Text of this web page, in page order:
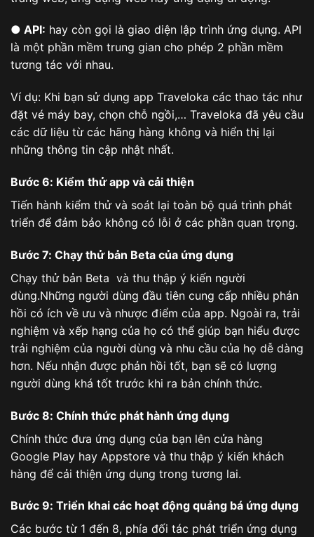
● API: hay còn gọi là giao diện lập trình ứng dụng. API
là một phần mềm trung gian cho phép 2 phần mềm
tương tác với nhau.
Ví dụ: Khi bạn sử dụng app Traveloka các thao tác như
đặt vé máy bay, chọn chỗ ngồi,… Traveloka đã yêu cầu
các dữ liệu từ các hãng hàng không và hiển thị lại
những thông tin cập nhật nhất.
Bước 6: Kiểm thử app và cải thiện
Tiến hành kiểm thử và soát lại toàn bộ quá trình phát
triển để đảm bảo không có lỗi ở các phần quan trọng.
Bước 7: Chạy thử bản Beta của ứng dụng
Chạy thử bản Beta và thu thập ý kiến người
dùng.Những người dùng đầu tiên cung cấp nhiều phản
hồi có ích về ưu và nhược điểm của app. Ngoài ra, trải
nghiệm và xếp hạng của họ có thể giúp bạn hiểu được
trải nghiệm của người dùng và nhu cầu của họ dễ dàng
hơn. Nếu nhận được phản hồi tốt, bạn sẽ có lượng
người dùng khá tốt trước khi ra bản chính thức.
Bước 8: Chính thức phát hành ứng dụng
Chính thức đưa ứng dụng của bạn lên cửa hàng
Google Play hay Appstore và thu thập ý kiến khách
hàng để cải thiện ứng dụng trong tương lai.
Bước 9: Triển khai các hoạt động quảng bá ứng dụng
Các bước từ 1 đến 8, phía đối tác phát triển ứng dụng